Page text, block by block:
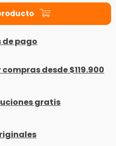
de pago
desde $119.900
gratis